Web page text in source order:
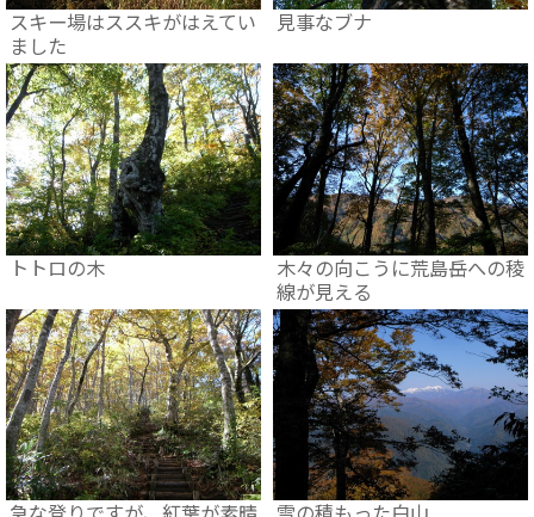
スキー場はススキがはえてい
ました
見事なブナ
トトロの木
木々の向こうに荒島岳への稜
線が見える